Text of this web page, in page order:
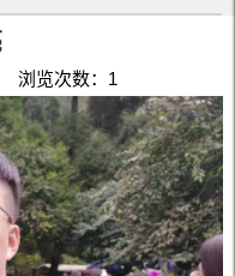
浏览次数： 1